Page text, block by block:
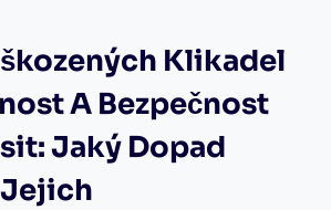
​klikadel
A Bezpečnost
Jaký⁢ Dopad